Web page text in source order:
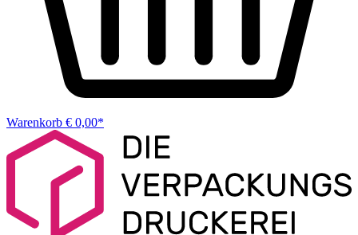
Warenkorb € 0,00*